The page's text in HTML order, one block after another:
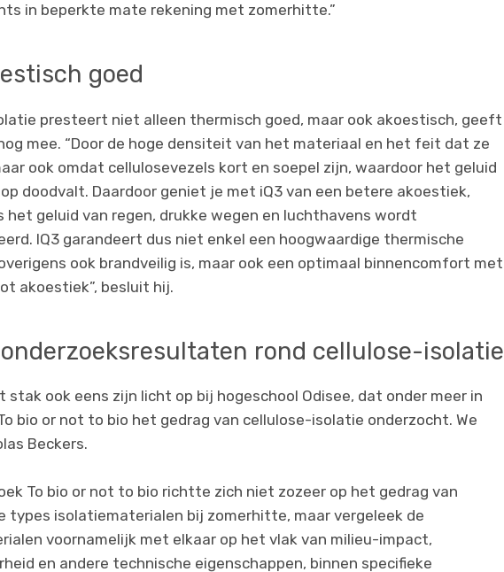
in beperkte mate rekening met zomerhitte.”
goed
presteert niet alleen thermisch goed, maar ook akoestisch, geeft
mee. “Door de hoge densiteit van het materiaal en het feit dat ze
ook omdat cellulosevezels kort en soepel zijn, waardoor het geluid
doodvalt. Daardoor geniet je met iQ3 van een betere akoestiek,
het geluid van regen, drukke wegen en luchthavens wordt
IQ3 garandeert dus niet enkel een hoogwaardige thermische
ook brandveilig is, maar ook een optimaal binnencomfort met
akoestiek”, besluit hij.
rond cellulose-isolatie
stak ook eens zijn licht op bij hogeschool Odisee, dat onder meer in
bio or not to bio het gedrag van cellulose-isolatie onderzocht. We
Beckers.
To bio or not to bio richtte zich niet zozeer op het gedrag van
types isolatiematerialen bij zomerhitte, maar vergeleek de
voornamelijk met elkaar op het vlak van milieu-impact,
en andere technische eigenschappen, binnen specifieke